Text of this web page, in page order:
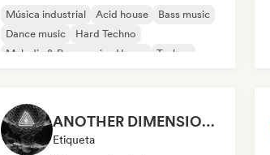
Música industrial Acid house
Bass music
Dance music
Hard Techno
Melodic & Progressive House
Techno
ANOTHER DIMENSION MUSIC
Etiqueta